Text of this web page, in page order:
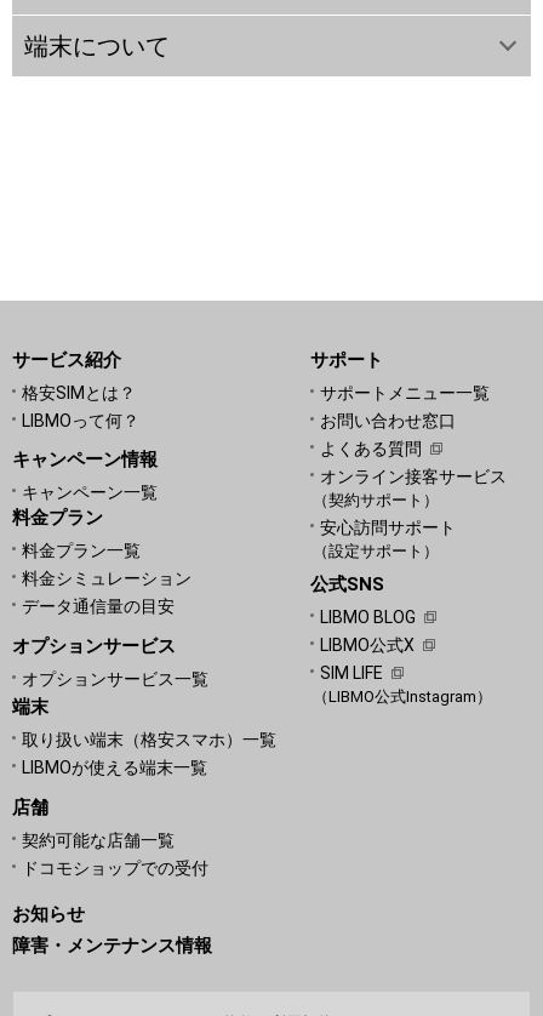
端末について
サービス紹介
格安SIMとは？
LIBMOって何？
キャンペーン情報
キャンペーン一覧
料金プラン
料金プラン一覧
料金シミュレーション
データ通信量の目安
オプションサービス
オプションサービス一覧
端末
取り扱い端末（格安スマホ）一覧
LIBMOが使える端末一覧
店舗
契約可能な店舗一覧
ドコモショップでの受付
サポート
サポートメニュー一覧
お問い合わせ窓口
よくある質問
オンライン接客サービス
（契約サポート）
安心訪問サポート
（設定サポート）
公式SNS
LIBMO BLOG
LIBMO公式X
SIM LIFE
（LIBMO公式Instagram）
お知らせ
障害・メンテナンス情報